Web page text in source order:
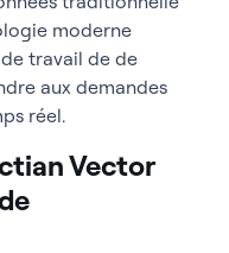
moderne
travail de de
aux demandes
réel.
Vector